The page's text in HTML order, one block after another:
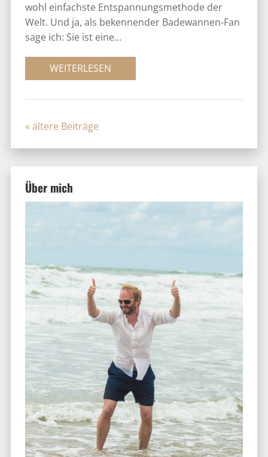
wohl einfachste Entspannungsmethode der
Welt. Und ja, als bekennender Badewannen-Fan
sage ich: Sie ist eine...
WEITERLESEN
Über mich